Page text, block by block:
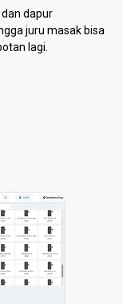
dapur
juru masak bisa
lagi.